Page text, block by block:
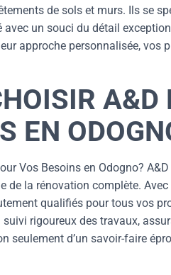
de sols et murs. Ils se
avec un souci du détail
approche personnalisée,
EN
Vos Besoins en Odogno?
de la rénovation complète.
qualifiés pour tous vos
rigoureux des travaux,
seulement d’un savoir-faire